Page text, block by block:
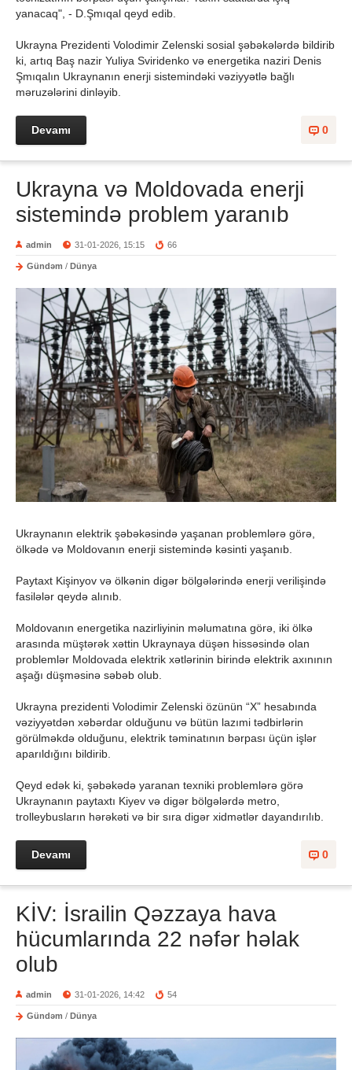
yanacaq", - D.Şmıqal qeyd edib.
Ukrayna Prezidenti Volodimir Zelenski sosial şəbəkələrdə bildirib
ki, artıq Baş nazir Yuliya Sviridenko və energetika naziri Denis
Şmıqalın Ukraynanın enerji sistemindəki vəziyyətlə bağlı
məruzələrini dinləyib.
0
Devamı
​​​​​​​Ukrayna və Moldovada enerji
sistemində problem yaranıb
admin 31-01-2026, 15:15 66
Gündəm / Dünya
Ukraynanın elektrik şəbəkəsində yaşanan problemlərə görə,
ölkədə və Moldovanın enerji sistemində kəsinti yaşanıb.
Paytaxt Kişinyov və ölkənin digər bölgələrində enerji verilişində
fasilələr qeydə alınıb.
Moldovanın energetika nazirliyinin məlumatına görə, iki ölkə
arasında müştərək xəttin Ukraynaya düşən hissəsində olan
problemlər Moldovada elektrik xətlərinin birində elektrik axınının
aşağı düşməsinə səbəb olub.
Ukrayna prezidenti Volodimir Zelenski özünün “X” hesabında
vəziyyətdən xəbərdar olduğunu və bütün lazımi tədbirlərin
görülməkdə olduğunu, elektrik təminatının bərpası üçün işlər
aparıldığını bildirib.
Qeyd edək ki, şəbəkədə yaranan texniki problemlərə görə
Ukraynanın paytaxtı Kiyev və digər bölgələrdə metro,
trolleybusların hərəkəti və bir sıra digər xidmətlər dayandırılıb.
0
Devamı
KİV: İsrailin Qəzzaya hava
hücumlarında 22 nəfər həlak
olub
admin 31-01-2026, 14:42 54
Gündəm / Dünya